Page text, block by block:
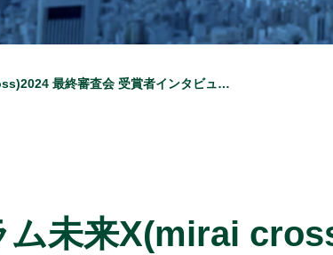
アクセラレーションプログラム未来X(mirai cross)2024 最終審査会 受賞者インタビュー パワーウェーブ
未来X(mirai